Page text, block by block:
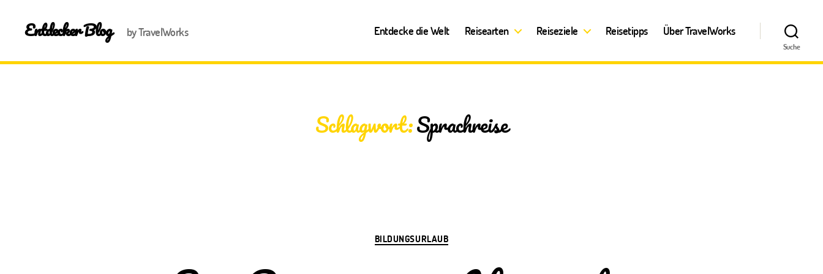
Entdecker Blog by TravelWorks Entdecke die Welt Reisearten Reiseziele Reisetipps Über TravelWorks
Suche
Schlagwort:Sprachreise
Kategorien
BILDUNGSURLAUB